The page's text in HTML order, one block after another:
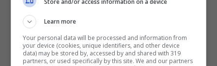
benissimo che non è “
un gatto”: diventa famiglia, diventa casa,
diventa quotidianità. E fa male anche solo
pensare di non riuscire a proteggerlo.
Learn more
Your personal data will be processed and information from
your device (cookies, unique identifiers, and other device
data) may be stored by, accessed by and shared with 319
partners, or used specifically by this site. We and our partners